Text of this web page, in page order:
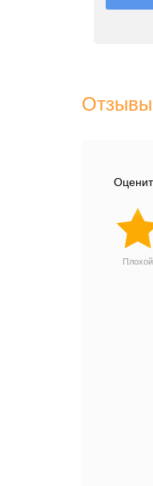
Плохой